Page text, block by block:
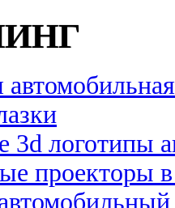
3d логотипы
проекторы